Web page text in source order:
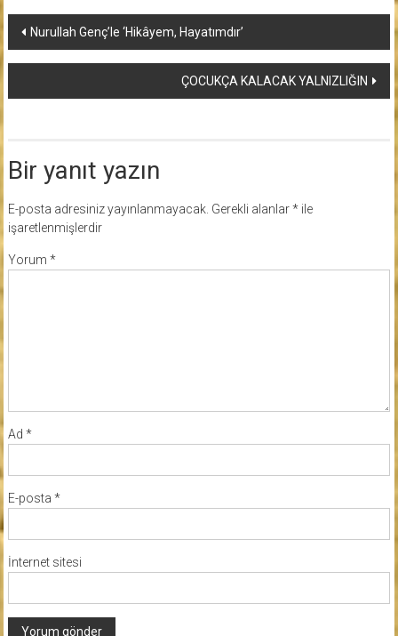
Yazı
dolaşımı
Nurullah Genç’le ‘Hikâyem, Hayatımdır’
ÇOCUKÇA KALACAK YALNIZLIĞIN
Bir yanıt yazın
E-posta adresiniz yayınlanmayacak. Gerekli alanlar*ile
işaretlenmişlerdir
Yorum *
Ad *
E-posta *
İnternet sitesi